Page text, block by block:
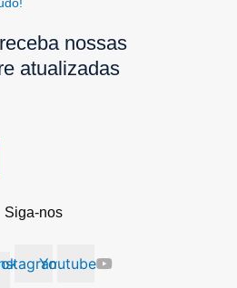
nossas
atualizadas
Siga-nos
Youtube